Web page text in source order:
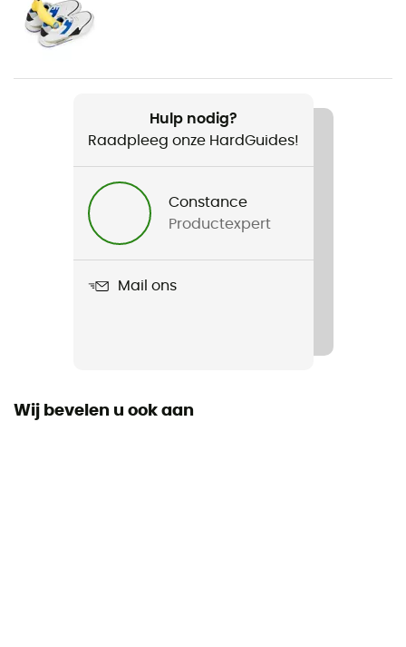
Product
Performance Wash (concentrate)
Label
Hulp nodig?
Raadpleeg onze HardGuides!
Constance
Productexpert
Mail ons
Wij bevelen u ook aan